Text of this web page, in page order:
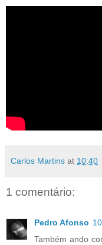
Carlos Martins at 10:40
1 comentário:
Pedro Afonso
Também ando